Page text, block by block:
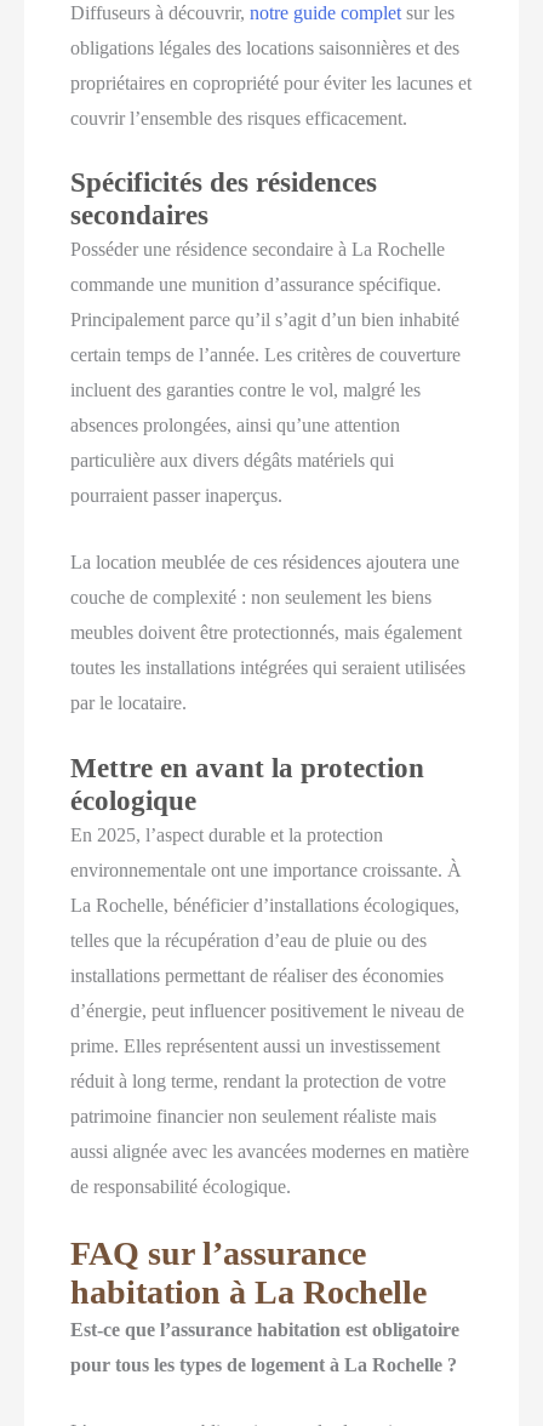
Diffuseurs à découvrir,notre guide complet sur les
obligations légales des locations saisonnières et des
propriétaires en copropriété pour éviter les lacunes et
couvrir l’ensemble des risques efficacement.
Spécificités des résidences
secondaires
Posséder une résidence secondaire à La Rochelle
commande une munition d’assurance spécifique.
Principalement parce qu’il s’agit d’un bien inhabité
certain temps de l’année. Les critères de couverture
incluent des garanties contre le vol, malgré les
absences prolongées, ainsi qu’une attention
particulière aux divers dégâts matériels qui
pourraient passer inaperçus.
La location meublée de ces résidences ajoutera une
couche de complexité : non seulement les biens
meubles doivent être protectionnés, mais également
toutes les installations intégrées qui seraient utilisées
par le locataire.
Mettre en avant la protection
écologique
En 2025, l’aspect durable et la protection
environnementale ont une importance croissante. À
La Rochelle, bénéficier d’installations écologiques,
telles que la récupération d’eau de pluie ou des
installations permettant de réaliser des économies
d’énergie, peut influencer positivement le niveau de
prime. Elles représentent aussi un investissement
réduit à long terme, rendant la protection de votre
patrimoine financier non seulement réaliste mais
aussi alignée avec les avancées modernes en matière
de responsabilité écologique.
FAQ sur l’assurance
habitation à La Rochelle
Est-ce que l’assurance habitation est obligatoire
pour tous les types de logement à La Rochelle ?